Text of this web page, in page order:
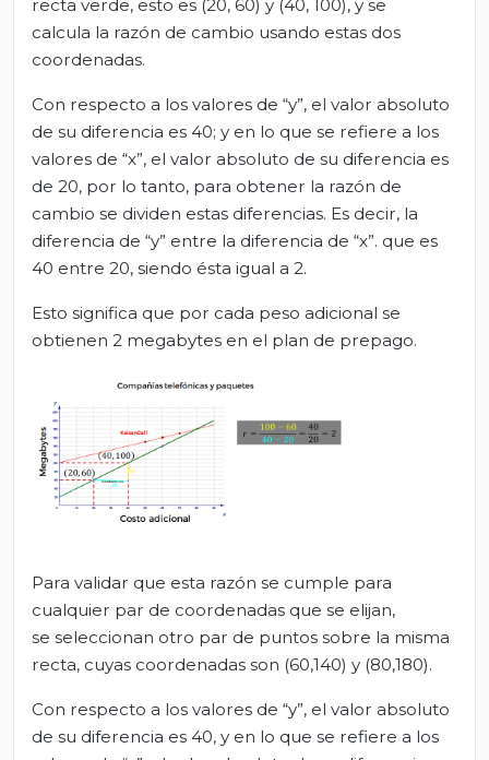
recta verde, esto es (20, 60) y (40, 100), y se
calcula la razón de cambio usando estas dos
coordenadas.
Con respecto a los valores de “y”, el valor absoluto
de su diferencia es 40; y en lo que se refiere a los
valores de “x”, el valor absoluto de su diferencia es
de 20, por lo tanto, para obtener la razón de
cambio se dividen estas diferencias. Es decir, la
diferencia de “y” entre la diferencia de “x”. que es
40 entre 20, siendo ésta igual a 2.
Esto significa que por cada peso adicional se
obtienen 2 megabytes en el plan de prepago.
Para validar que esta razón se cumple para
cualquier par de coordenadas que se elijan,
se seleccionan otro par de puntos sobre la misma
recta, cuyas coordenadas son (60,140) y (80,180).
Con respecto a los valores de “y”, el valor absoluto
de su diferencia es 40, y en lo que se refiere a los